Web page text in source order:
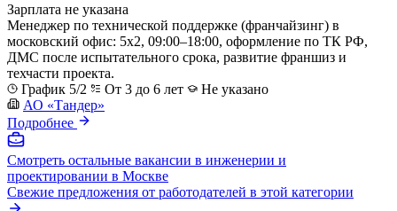
Зарплата не указана
Менеджер по технической поддержке (франчайзинг) в
московский офис: 5x2, 09:00–18:00, оформление по ТК РФ,
ДМС после испытательного срока, развитие франшиз и
техчасти проекта.
График 5/2
От 3 до 6 лет
Не указано
АО «Тандер»
Подробнее
Смотреть остальные вакансии в инженерии и
проектировании в Москве
Свежие предложения от работодателей в этой категории